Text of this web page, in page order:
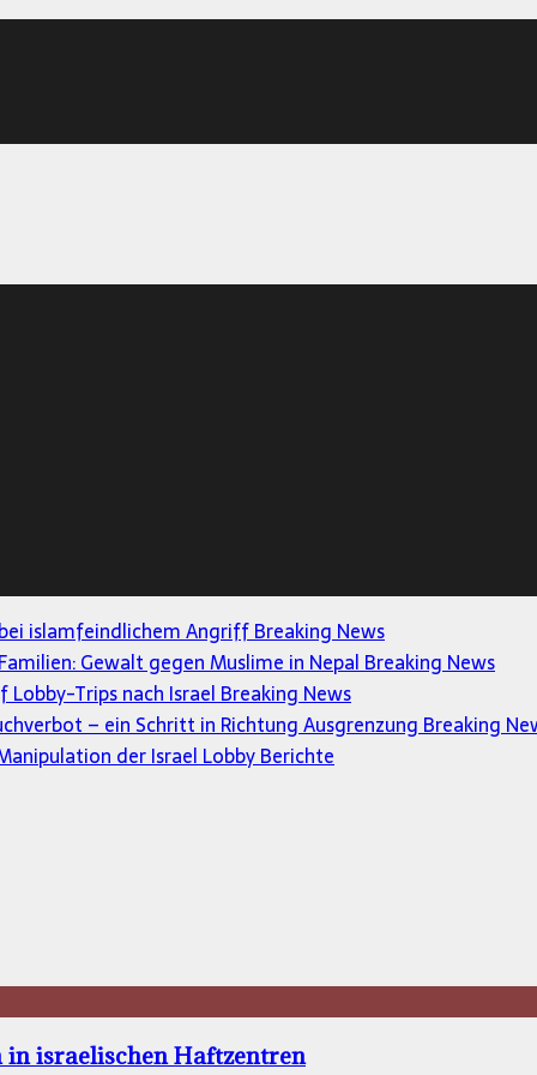
islamfeindlichem AngriffBreaking News
Gewalt gegen Muslime in Nepal Breaking News
Lobby-Trips nach Israel Breaking News
– ein Schritt in Richtung Ausgrenzung Breaking
der Israel LobbyBerichte
israelischen Haftzentren